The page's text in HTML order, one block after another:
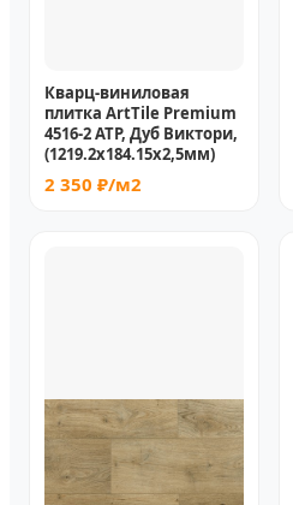
Кварц-виниловая
плитка ArtTile Premium
4516-2 ATP, Дуб Виктори,
(1219.2х184.15x2,5мм)
2 350 ₽/м2